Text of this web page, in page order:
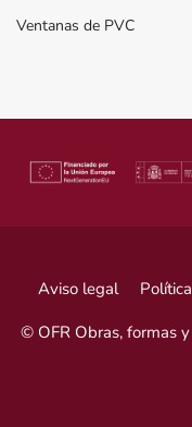
Ventanas de PVC
Aviso legal
© OFR Obras, formas